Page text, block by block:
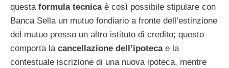
questaformula tecnicaè così possibile stipulare con
Banca Sella un mutuo fondiario a fronte dell’estinzione
del mutuo presso un altro istituto di credito; questo
comporta la cancellazione dell’ipotecae la
contestuale iscrizione di una nuova ipoteca, mentre